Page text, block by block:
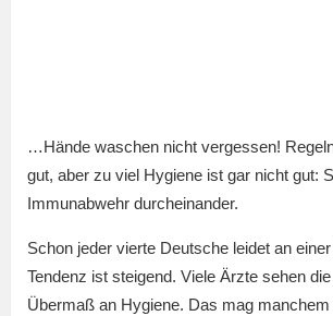
…Hände waschen nicht vergessen!
gut, aber zu viel Hygiene ist gar nicht gut:
Immunabwehr durcheinander.
Schon jeder vierte Deutsche leidet an
Tendenz ist steigend. Viele Ärzte sehen
Übermaß an Hygiene. Das mag manchem